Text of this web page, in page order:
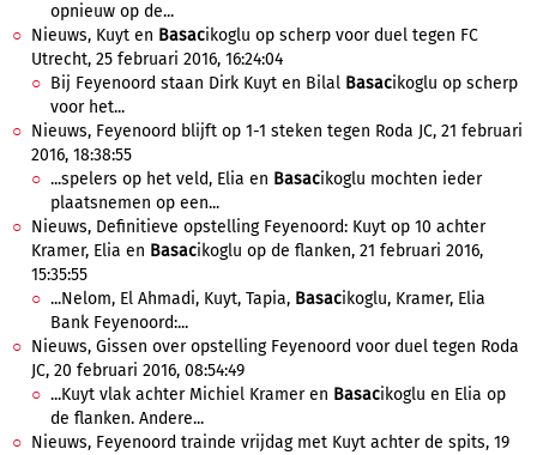
opnieuw op de...
Nieuws, Kuyt en Basacikoglu op scherp voor duel tegen FC
Utrecht, 25 februari 2016, 16:24:04
Bij Feyenoord staan Dirk Kuyt en Bilal Basacikoglu op scherp
voor het...
Nieuws, Feyenoord blijft op 1-1 steken tegen Roda JC, 21 februari
2016, 18:38:55
...spelers op het veld, Elia en Basacikoglu mochten ieder
plaatsnemen op een...
Nieuws, Definitieve opstelling Feyenoord: Kuyt op 10 achter
Kramer, Elia en Basacikoglu op de flanken, 21 februari 2016,
15:35:55
...Nelom, El Ahmadi, Kuyt, Tapia, Basacikoglu, Kramer, Elia
Bank Feyenoord:...
Nieuws, Gissen over opstelling Feyenoord voor duel tegen Roda
JC, 20 februari 2016, 08:54:49
...Kuyt vlak achter Michiel Kramer en Basacikoglu en Elia op
de flanken. Andere...
Nieuws, Feyenoord trainde vrijdag met Kuyt achter de spits, 19